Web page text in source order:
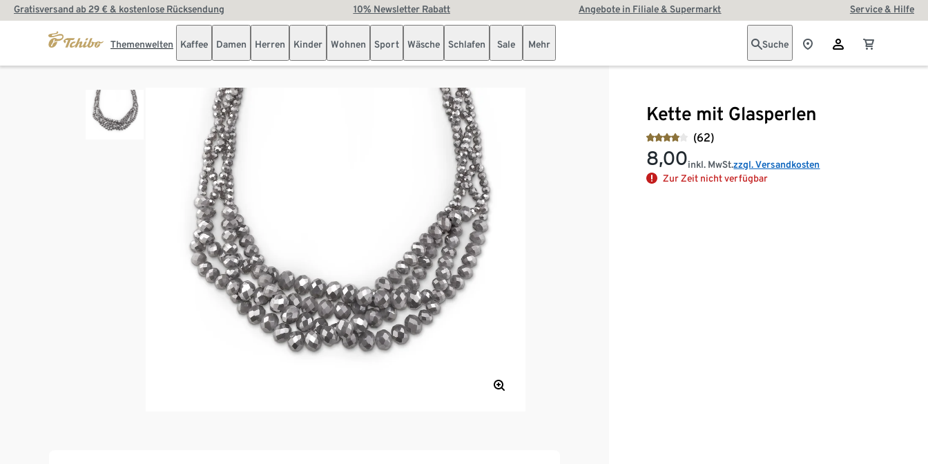
Gratisversand ab 29 € & kostenlose Rücksendung 10% Newsletter Rabatt Angebote in Filiale & Supermarkt Service & Hilfe
Themenwelten Kaffee Damen Herren Kinder Wohnen Sport Wäsche Schlafen Sale Mehr Suche
Kette mit Glasperlen
(62)
8,00inkl. MwSt.zzgl. Versandkosten
Zur Zeit nicht verfügbar